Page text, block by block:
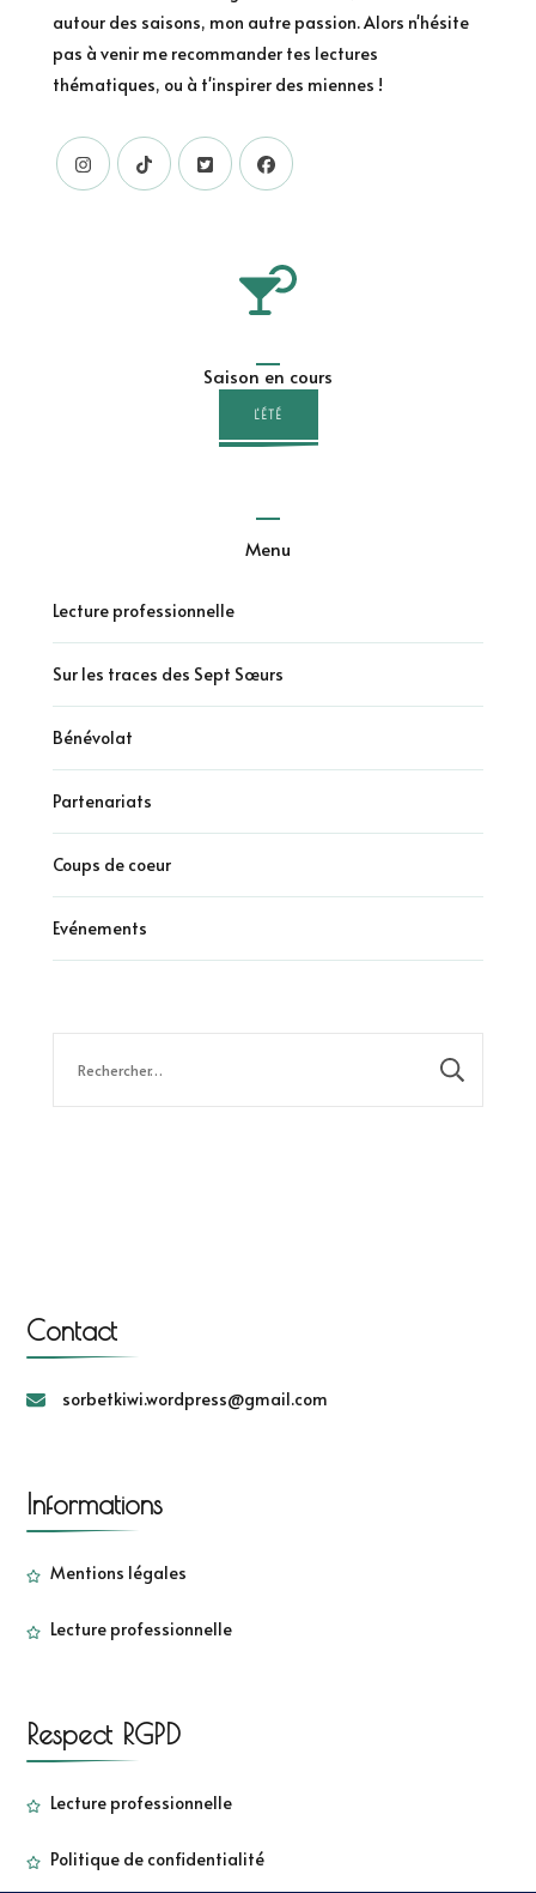
autour des saisons, mon autre passion. Alors n'hésite
pas à venir me recommander tes lectures
thématiques, ou à t'inspirer des miennes !
Saison en cours
L'ÉTÉ
Menu
Lecture professionnelle
Sur les traces des Sept Sœurs
Bénévolat
Partenariats
Coups de coeur
Evénements
Contact
sorbetkiwi.wordpress@gmail.com
Informations
Mentions légales
Lecture professionnelle
Respect RGPD
Lecture professionnelle
Politique de confidentialité